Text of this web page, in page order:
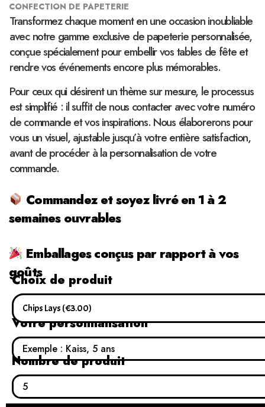
CONFECTION DE PAPETERIE
Transformez chaque moment en une occasion inoubliable
avec notre gamme exclusive de papeterie personnalisée,
conçue spécialement pour embellir vos tables de fête et
rendre vos événements encore plus mémorables.
Pour ceux qui désirent un thème sur mesure, le processus
est simplifié : il suffit de nous contacter avec votre numéro
de commande et vos inspirations. Nous élaborerons pour
vous un visuel, ajustable jusqu’à votre entière satisfaction,
avant de procéder à la personnalisation de votre
commande.
Commandez et soyez livré en 1 à 2
semaines ouvrables
Emballages conçus par rapport à vos
goûts
Choix de produit
Votre personnalisation
Nombre de produit